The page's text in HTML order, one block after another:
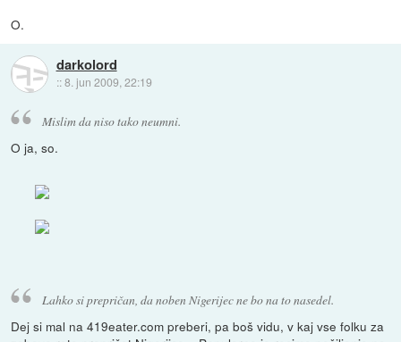
O.
darkolord
::8. jun 2009, 22:19
Mislim da niso tako neumni.
O ja, so.
Lahko si prepričan, da noben Nigerijec ne bo na to nasedel.
Dej si mal na 419eater.com preberi, pa boš vidu, v kaj vse folku za